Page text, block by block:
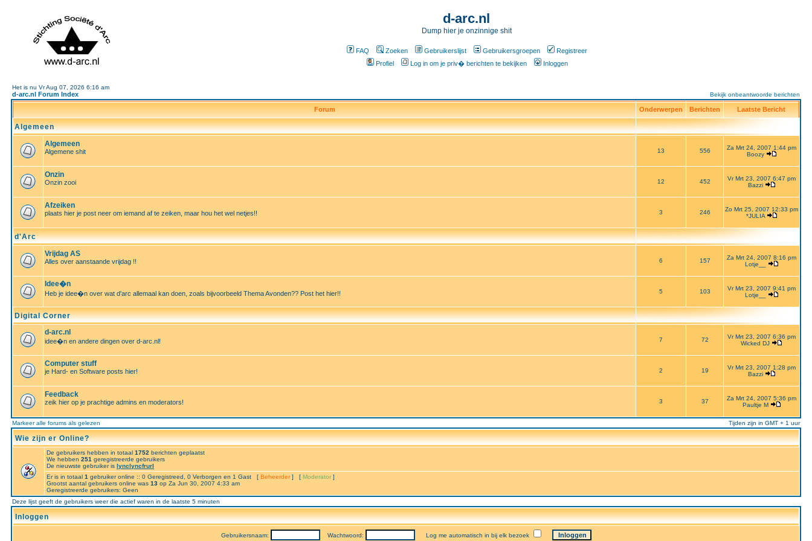
d-arc.nl
Dump hier je onzinnige shit
FAQ Zoeken Gebruikerslijst Gebruikersgroepen
Registreer
Profiel
Log in om je priv� berichten te bekijken Inloggen
Het is nu Vr Aug 07, 2026 6:16 am
d-arc.nl Forum Index Bekijk onbeantwoorde berichten
Forum Onderwerpen Berichten Laatste Bericht
Algemeen
Algemeen
Algemene shit 13 556
Za Mrt 24, 2007 1:44 pm
Boozy
Onzin
Onzin zooi 12 452
Vr Mrt 23, 2007 6:47 pm
Bazzi
Afzeiken
plaats hier je post neer om iemand af te zeiken, maar hou het wel netjes!! 3 246
Zo Mrt 25, 2007 12:33 pm
*JULIA
d'Arc
Vrijdag AS
Alles over aanstaande vrijdag !! 6 157
Za Mrt 24, 2007 8:16 pm
Lotje__
Idee�n
Heb je idee�n over wat d'arc allemaal kan doen, zoals bijvoorbeeld Thema Avonden?? Post het hier!! 5 103
Vr Mrt 23, 2007 9:41 pm
Lotje__
Digital Corner
d-arc.nl
idee�n en andere dingen over d-arc.nl! 7 72
Vr Mrt 23, 2007 6:36 pm
Wicked DJ
Computer stuff
je Hard- en Software posts hier! 2 19
Vr Mrt 23, 2007 1:28 pm
Bazzi
Feedback
zeik hier op je prachtige admins en moderators! 3 37
Za Mrt 24, 2007 5:36 pm
Paultje M
Markeer alle forums als gelezen Tijden zijn in GMT + 1 uur
Wie zijn er Online?
De gebruikers hebben in totaal 1752 berichten geplaatst
We hebben 251 geregistreerde gebruikers
De nieuwste gebruiker is lynclyncfrurl
Er is in totaal 1 gebruiker online :: 0 Geregistreed, 0 Verborgen en 1 Gast [ Beheerder ] [ Moderator ]
Grootst aantal gebruikers online was 13 op Za Jun 30, 2007 4:33 am
Geregistreerde gebruikers: Geen
Deze lijst geeft de gebruikers weer die actief waren in de laatste 5 minuten
Inloggen
Gebruikersnaam: Wachtwoord: Log me automatisch in bij elk bezoek